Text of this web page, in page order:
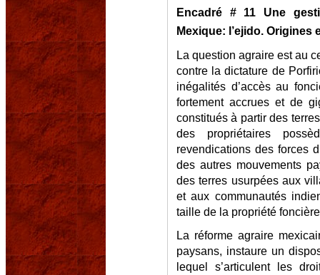
Encadré # 11 Une
Mexique: l’ejido. Origines
La question agraire est au
contre la dictature de
inégalités d’accès au
fortement accrues et de
constitués à partir des
des propriétaires
revendications des forces
des autres mouvements
des terres usurpées aux
et aux communautés
taille de la propriété
La réforme agraire
paysans, instaure un
lequel s’articulent les